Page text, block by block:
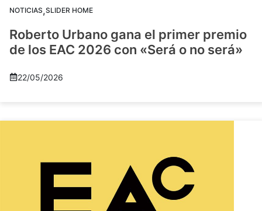
NOTICIAS,SLIDER HOME
Roberto Urbano gana el primer premio
de los EAC 2026 con «Será o no será»
22/05/2026